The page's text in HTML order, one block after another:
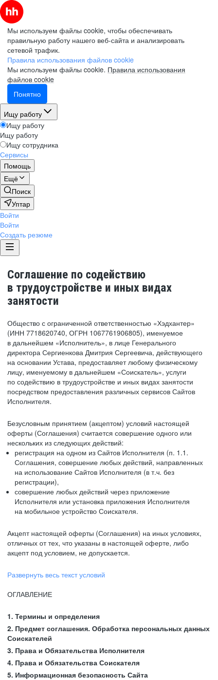
Мы используем файлы cookie, чтобы обеспечивать
правильную работу нашего веб-сайта и анализировать
сетевой трафик.
Правила использования файлов cookie
Мы используем файлы cookie. Правила использования
файлов cookie
Понятно
Ищу работу
Ищу работу
Ищу работу
Ищу сотрудника
Сервисы
Помощь
Ещё
Поиск
Уптар
Войти
Войти
Создать резюме
Соглашение по содействию
в трудоустройстве и иных видах
занятости
Общество с ограниченной ответственностью «Хэдхантер»
(ИНН 7718620740, ОГРН 1067761906805), именуемое
в дальнейшем «Исполнитель», в лице Генерального
директора Сергиенкова Дмитрия Сергеевича, действующего
на основании Устава, предоставляет любому физическому
лицу, именуемому в дальнейшем «Соискатель», услуги
по содействию в трудоустройстве и иных видах занятости
посредством предоставления различных сервисов Сайтов
Исполнителя.
Безусловным принятием (акцептом) условий настоящей
оферты (Соглашения) считается совершение одного или
нескольких из следующих действий:
регистрация на одном из Сайтов Исполнителя (п. 1.1.
Соглашения, совершение любых действий, направленных
на использование Сайтов Исполнителя (в т.ч. без
регистрации),
совершение любых действий через приложение
Исполнителя или установка приложения Исполнителя
на мобильное устройство Соискателя.
Акцепт настоящей оферты (Соглашения) на иных условиях,
отличных от тех, что указаны в настоящей оферте, либо
акцепт под условием, не допускается.
Развернуть весь текст условий
ОГЛАВЛЕНИЕ
1. Термины и определения
2. Предмет соглашения. Обработка персональных данных
Соискателей
3. Права и Обязательства Исполнителя
4. Права и Обязательства Соискателя
5. Информационная безопасность Сайта